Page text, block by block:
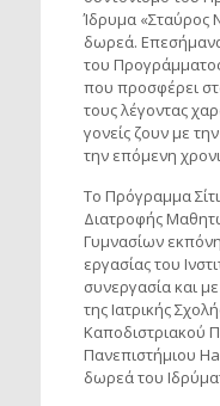
Ίδρυμα «Σταύρος
δωρεά.
του
που προσφέρει
τους λέγοντας
γονείς ζουν με
την επόμενη
Το Πρόγραμμα
Διατροφής
Γυμνασίων
εργασίας του
συνεργασία και
της Ιατρικής
Καποδιστριακού
Πανεπιστήμιου
δωρεά του